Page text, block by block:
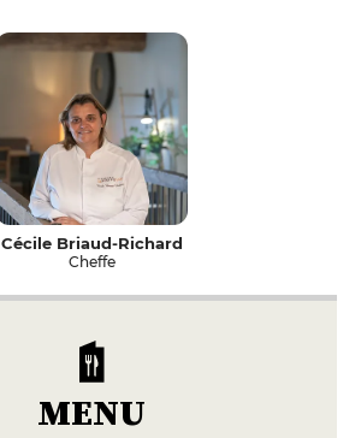
Cécile Briaud-Richard
Cheffe
MENU